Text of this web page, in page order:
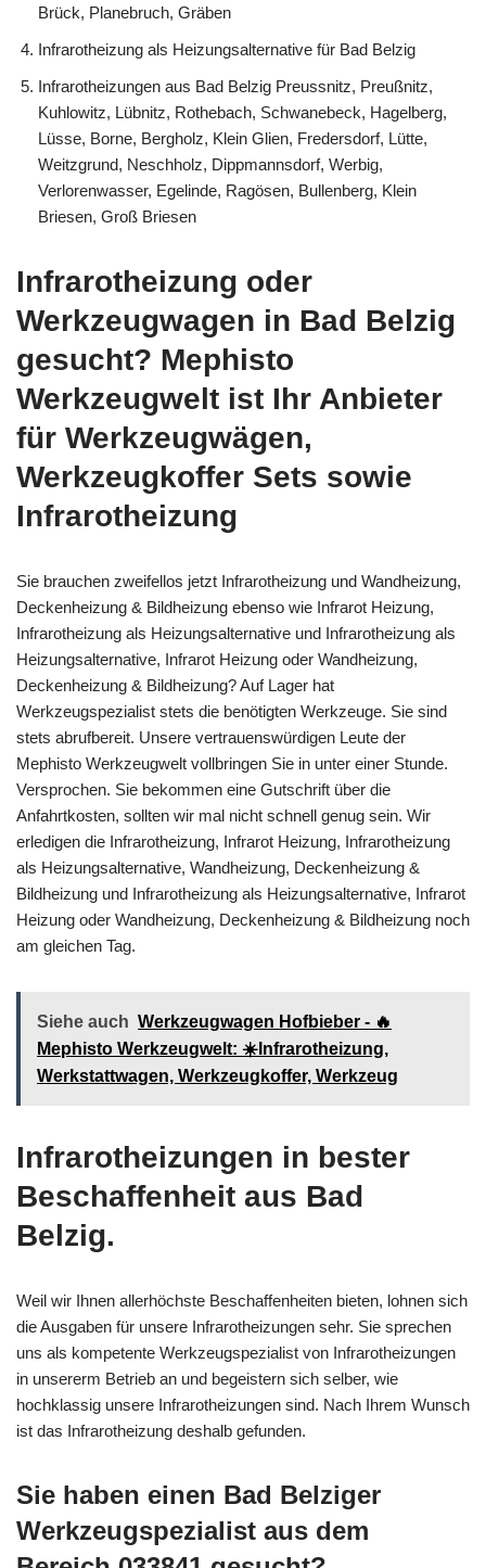
Brück, Planebruch, Gräben
Infrarotheizung als Heizungsalternative für Bad Belzig
Infrarotheizungen aus Bad Belzig Preussnitz, Preußnitz,
Kuhlowitz, Lübnitz, Rothebach, Schwanebeck, Hagelberg,
Lüsse, Borne, Bergholz, Klein Glien, Fredersdorf, Lütte,
Weitzgrund, Neschholz, Dippmannsdorf, Werbig,
Verlorenwasser, Egelinde, Ragösen, Bullenberg, Klein
Briesen, Groß Briesen
Infrarotheizung oder
Werkzeugwagen in Bad Belzig
gesucht? Mephisto
Werkzeugwelt ist Ihr Anbieter
für Werkzeugwägen,
Werkzeugkoffer Sets sowie
Infrarotheizung
Sie brauchen zweifellos jetzt Infrarotheizung und Wandheizung,
Deckenheizung & Bildheizung ebenso wie Infrarot Heizung,
Infrarotheizung als Heizungsalternative und Infrarotheizung als
Heizungsalternative, Infrarot Heizung oder Wandheizung,
Deckenheizung & Bildheizung? Auf Lager hat
Werkzeugspezialist stets die benötigten Werkzeuge. Sie sind
stets abrufbereit. Unsere vertrauenswürdigen Leute der
Mephisto Werkzeugwelt vollbringen Sie in unter einer Stunde.
Versprochen. Sie bekommen eine Gutschrift über die
Anfahrtkosten, sollten wir mal nicht schnell genug sein. Wir
erledigen die Infrarotheizung, Infrarot Heizung, Infrarotheizung
als Heizungsalternative, Wandheizung, Deckenheizung &
Bildheizung und Infrarotheizung als Heizungsalternative, Infrarot
Heizung oder Wandheizung, Deckenheizung & Bildheizung noch
am gleichen Tag.
Siehe auch Werkzeugwagen Hofbieber - 🔥
Mephisto Werkzeugwelt: ☀️Infrarotheizung,
Werkstattwagen, Werkzeugkoffer, Werkzeug
Infrarotheizungen in bester
Beschaffenheit aus Bad
Belzig.
Weil wir Ihnen allerhöchste Beschaffenheiten bieten, lohnen sich
die Ausgaben für unsere Infrarotheizungen sehr. Sie sprechen
uns als kompetente Werkzeugspezialist von Infrarotheizungen
in unsererm Betrieb an und begeistern sich selber, wie
hochklassig unsere Infrarotheizungen sind. Nach Ihrem Wunsch
ist das Infrarotheizung deshalb gefunden.
Sie haben einen Bad Belziger
Werkzeugspezialist aus dem